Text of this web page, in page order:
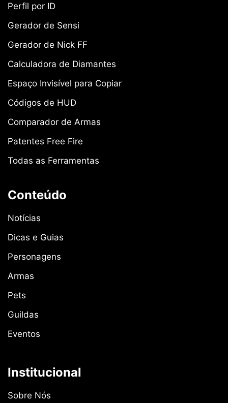
Perfil por ID
Gerador de Sensi
Gerador de Nick FF
Calculadora de Diamantes
Espaço Invisível para Copiar
Códigos de HUD
Comparador de Armas
Patentes Free Fire
Todas as Ferramentas
Conteúdo
Notícias
Dicas e Guias
Personagens
Armas
Pets
Guildas
Eventos
Institucional
Sobre Nós